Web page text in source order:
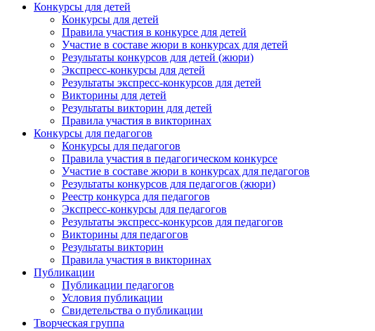
Конкурсы для детей
Конкурсы для детей
Правила участия в конкурсе для детей
Участие в составе жюри в конкурсах для детей
Результаты конкурсов для детей (жюри)
Экспресс-конкурсы для детей
Результаты экспресс-конкурсов для детей
Викторины для детей
Результаты викторин для детей
Правила участия в викторинах
Конкурсы для педагогов
Конкурсы для педагогов
Правила участия в педагогическом конкурсе
Участие в составе жюри в конкурсах для педагогов
Результаты конкурсов для педагогов (жюри)
Реестр конкурса для педагогов
Экспресс-конкурсы для педагогов
Результаты экспресс-конкурсов для педагогов
Викторины для педагогов
Результаты викторин
Правила участия в викторинах
Публикации
Публикации педагогов
Условия публикации
Свидетельства о публикации
Творческая группа